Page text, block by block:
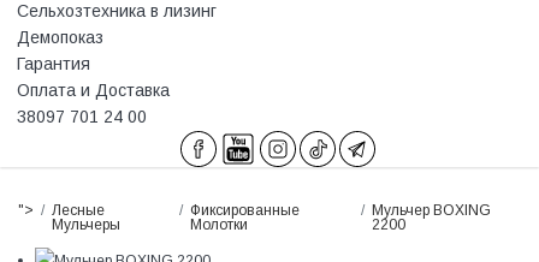
Сельхозтехника в лизинг
Демопоказ
Гарантия
Оплата и Доставка
38097 701 24 00
">
Лесные
Мульчеры
Фиксированные
Молотки
Мульчер BOXING
2200